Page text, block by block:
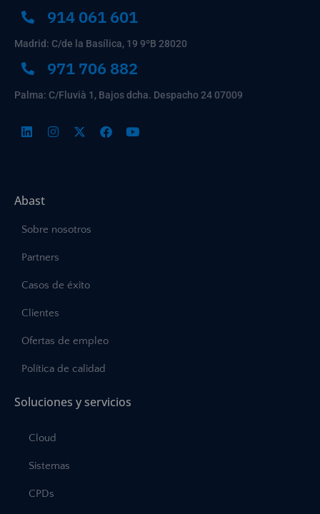
914 061 601
Madrid: C/de la Basílica, 19 9ºB 28020
971 706 882
Palma: C/Fluvià 1, Bajos dcha. Despacho 24 07009
Abast
Sobre nosotros
Partners
Casos de éxito
Clientes
Ofertas de empleo
Política de calidad
Soluciones y servicios
Cloud
Sistemas
CPDs